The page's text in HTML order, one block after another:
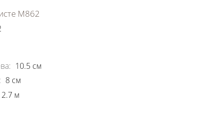
М862
: 10.5 см
: 8 см
2.7 м